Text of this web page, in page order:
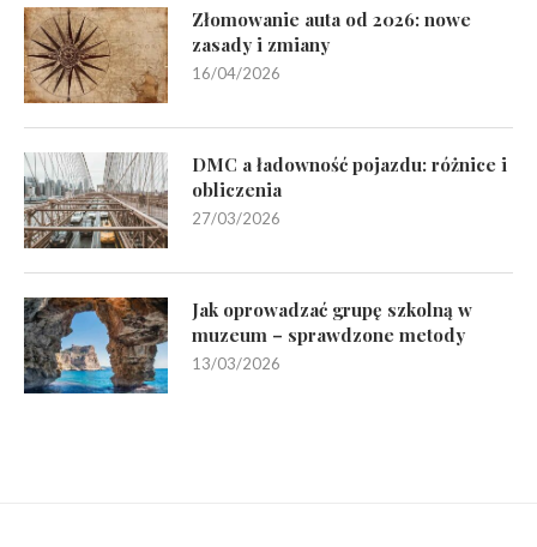
Złomowanie auta od 2026: nowe
zasady i zmiany
16/04/2026
DMC a ładowność pojazdu: różnice i
obliczenia
27/03/2026
Jak oprowadzać grupę szkolną w
muzeum – sprawdzone metody
13/03/2026